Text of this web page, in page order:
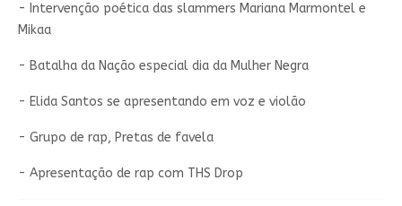
- Intervenção poética das slammers Mariana Marmontel e
Mikaa
- Batalha da Nação especial dia da Mulher Negra
- Elida Santos se apresentando em voz e violão
- Grupo de rap, Pretas de favela
- Apresentação de rap com THS Drop